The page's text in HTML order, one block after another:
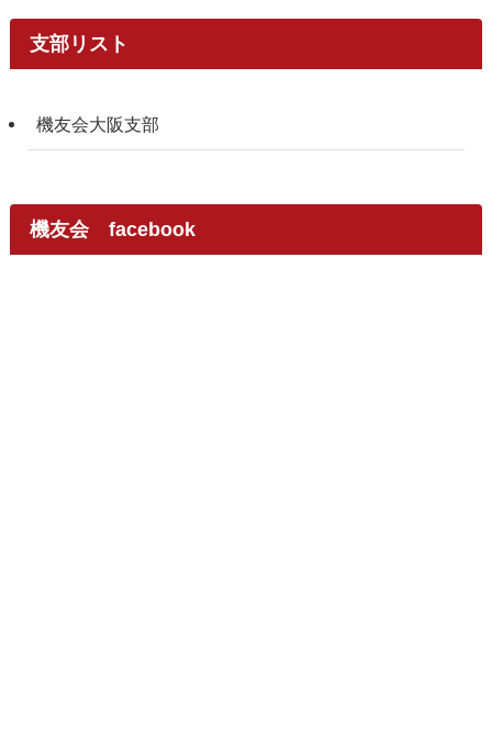
支部リスト
機友会大阪支部
機友会 facebook